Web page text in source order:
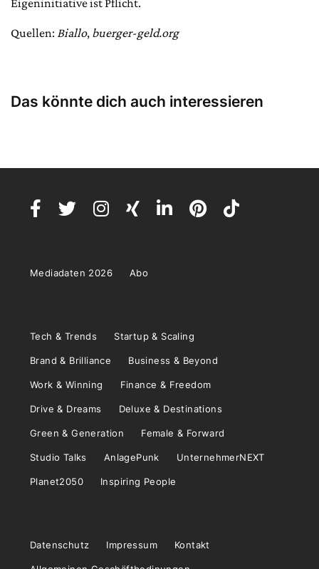
Quellen: Biallo, buerger-geld.org
Das könnte dich auch interessieren
Mediadaten 2026 Abo
Tech & Trends Startup & Scaling
Brand & Brilliance Business & Beyond
Work & Winning Finance & Freedom
Drive & Dreams Deluxe & Destinations
Green & Generation Female & Forward
Studio Talks AnlagePunk UnternehmerNEXT
Planet2050 Inspiring People
Datenschutz Impressum Kontakt